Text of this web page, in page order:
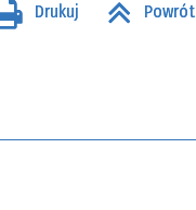
Drukuj Powrót